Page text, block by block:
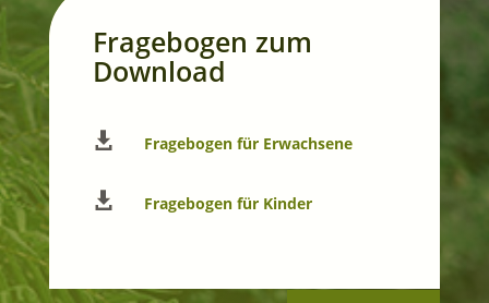
Fragebogen zum
Download
 Fragebogen für Erwachsene
 Fragebogen für Kinder